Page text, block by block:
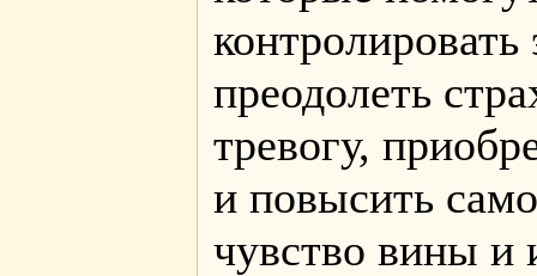
преодолеть
тревогу,
и повысить
чувство вины и